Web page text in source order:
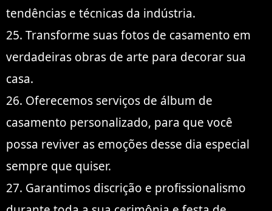
tendências e técnicas da indústria.
25. Transforme suas fotos de casamento em
verdadeiras obras de arte para decorar sua
casa.
26. Oferecemos serviços de álbum de
casamento personalizado, para que você
possa reviver as emoções desse dia especial
sempre que quiser.
27. Garantimos discrição e profissionalismo